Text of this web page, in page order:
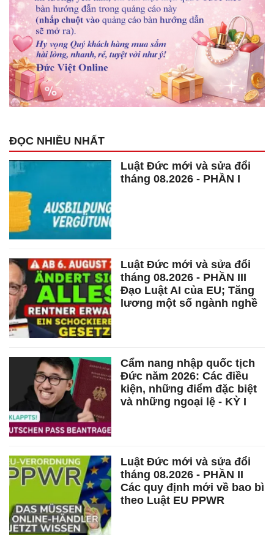
ĐỌC NHIỀU NHẤT
Luật Đức mới và sửa đổi
tháng 08.2026 - PHẦN I
Luật Đức mới và sửa đổi
tháng 08.2026 - PHẦN III
Đạo Luật AI của EU; Tăng
lương một số ngành nghề
Cẩm nang nhập quốc tịch
Đức năm 2026: Các điều
kiện, những điểm đặc biệt
và những ngoại lệ - KỲ I
Luật Đức mới và sửa đổi
tháng 08.2026 - PHẦN II
Các quy định mới về bao bì
theo Luật EU PPWR